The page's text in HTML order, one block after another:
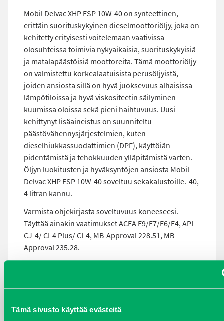
Tämä sivusto käyttää evästeitä
Mobil Delvac XHP ESP 10W-40 on synteettinen,
erittäin suorituskykyinen dieselmoottoriöljy, joka on
kehitetty erityisesti voitelemaan vaativissa
olosuhteissa toimivia nykyaikaisia, suorituskykyisiä
ja matalapäästöisiä moottoreita. Tämä moottoriöljy
on valmistettu korkealaatuisista perusöljyistä,
joiden ansiosta sillä on hyvä juoksevuus alhaisissa
lämpötiloissa ja hyvä viskositeetin säilyminen
kuumissa oloissa sekä pieni haihtuvuus. Uusi
kehittynyt lisäaineistus on suunniteltu
päästövähennysjärjestelmien, kuten
dieselhiukkassuodattimien (DPF), käyttöiän
pidentämistä ja tehokkuuden ylläpitämistä varten.
Öljyn luokitusten ja hyväksyntöjen ansiosta Mobil
Delvac XHP ESP 10W-40 soveltuu sekakalustoille.-40,
4 litran kannu.
Varmista ohjekirjasta soveltuvuus koneeseesi.
Täyttää ainakin vaatimukset ACEA E9/E7/E6/E4, API
CJ-4/ CI-4 Plus/ CI-4, MB-Approval 228.51, MB-
Approval 235.28.
MOBIL DELVAC MODERN
10W-40-4LIT